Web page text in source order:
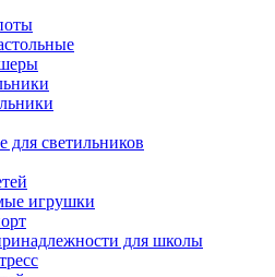
светильников
игрушки
для школы